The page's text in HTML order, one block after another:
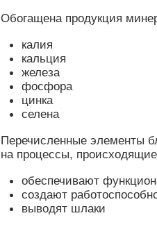
Обогащена продукция
калия
кальция
железа
фосфора
цинка
селена
Перечисленные элементы
на процессы, происходящие
обеспечивают
создают
выводят шлаки